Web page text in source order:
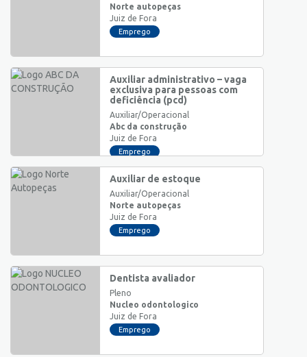
Norte autopeças
Juiz de Fora
Emprego
Auxiliar administrativo – vaga
exclusiva para pessoas com
deficiência (pcd)
Auxiliar/Operacional
Abc da construção
Juiz de Fora
Emprego
Auxiliar de estoque
Auxiliar/Operacional
Norte autopeças
Juiz de Fora
Emprego
Dentista avaliador
Pleno
Nucleo odontologico
Juiz de Fora
Emprego